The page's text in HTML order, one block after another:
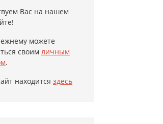
Вас на нашем
можете
своим личным
.
находится здесь